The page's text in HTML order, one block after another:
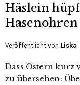
Häslein
Hasenohren
Veröffentlicht von Liska
Dass Ostern kurz
zu übersehen: